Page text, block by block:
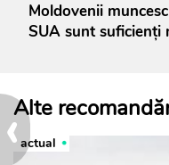
‹
Moldovenii
SUA sunt suficienți
Alte
actual